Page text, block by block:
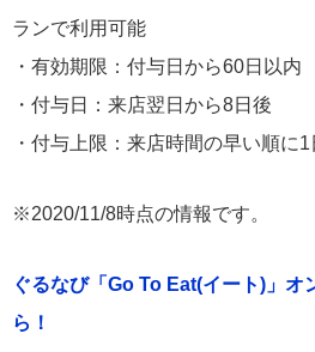
ランで利用可能
・有効期限：付与日から60日以内
・付与日：来店翌日から8日後
・付与上限：来店時間の早い順に
※2020/11/8時点の情報です。
ぐるなび「Go To Eat(イート)」オ
ら！